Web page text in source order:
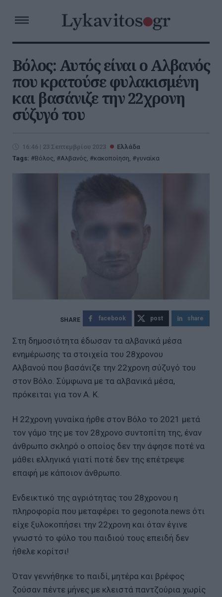
Βόλος: Αυτός είναι ο Αλβανός
που κρατούσε φυλακισμένη
και βασάνιζε την 22χρονη
σύζυγό του
16:46 | 23 Σεπτεμβρίου 2023
Ελλάδα
Tags:
Βόλος, Αλβανός, κακοποίηση, γυναίκα
facebook post share
Στη δημοσιότητα έδωσαν τα αλβανικά μέσα
ενημέρωσης τα στοιχεία του 28χρονου
Αλβανού που βασάνιζε την 22χρονη σύζυγό του
στον Βόλο. Σύμφωνα με τα αλβανικά μέσα,
πρόκειται για τον A. Κ.
Η 22χρονη γυναίκα ήρθε στον Βόλο το 2021 μετά
τον γάμο της με τον 28χρονο συντοπίτη της, έναν
άνθρωπο σκληρό ο οποίος δεν την άφησε ποτέ να
μάθει ελληνικά γιατί ποτέ δεν της επέτρεψε
επαφή με κάποιον άνθρωπο.
Ενδεικτικό της αγριότητας του 28χρονου η
πληροφορία που μεταφέρει το gegonota.news ότι
είχε ξυλοκοπήσει την 22χρονη και όταν έγινε
γνωστό το φύλο του παιδιού τους επειδή δεν
ήθελε κορίτσι!
Όταν γεννήθηκε το παιδί, μητέρα και βρέφος
ζούσαν πέντε μήνες με κλειστά παντζούρια χωρίς